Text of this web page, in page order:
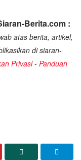
Berita.com :
atas berita, artikel,
di siaran-
Privasi- Panduan